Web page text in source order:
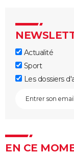
Actualité
Sport
Les dossiers
EN CE